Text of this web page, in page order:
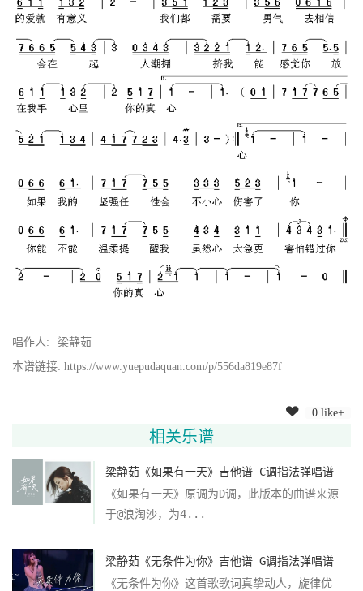
唱作人:
梁静茹
本谱链接: https://www.yuepudaquan.com/p/556da819e87f
0 like+
相关乐谱
梁静茹《如果有一天》吉他谱 C调指法弹唱谱
《如果有一天》原调为D调，此版本的曲谱来源
于@浪淘沙，为4...
梁静茹《无条件为你》吉他谱 G调指法弹唱谱
《无条件为你》这首歌歌词真挚动人，旋律优